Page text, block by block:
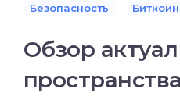
Безопасность Биткоин
Обзор
пространства